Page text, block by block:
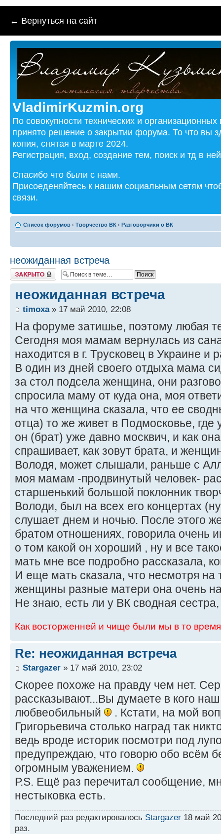
← Вернуться на сайт
VladimirKuzmin.org
По совокупности технических и
принято решение о закрытии форума. То что вы
копия, снятая в марте 2024.
Регистрация, вход, создание тем, поиск и тд в
Спасибо что были с нами.
Присоеденяйтесь к нашим социальным сетям
связи.
Список форумов ‹ Творчество ВК ‹ Разговорчики о ВК
неожиданная встреча
Закрыто
неожиданная встреча
timoxa» 17 май 2010, 22:08
На форуме затишье, поэтому любая
Сегодня моя мамам вернулась из
находится в г. Трусковец в Украине и
В один из дней своего отдыха мама
за стол подсела женщина, они
спросила маму от куда она, моя
на что женщина сказала, что ее
отца) то же живет в Подмосковье,
он (брат) уже давно москвич, и как
спрашивает, как зовут брата, и
Володя, может слышали, раньше с
моя мамам -продвинутый человек-
старшенький большой поклонник
Володи, был на всех его концертах
слушает днем и ночью. После этого
братом отношениях, говорила очень
о том какой он хороший , ну и все
мать мне все подробно рассказала,
И еще мать сказала, что несмотря на
женщины разные матери она очень
Не знаю, есть ли у ВК сводная
Как восторженней и чище были мы в то
Re: неожиданная встреча
Stargazer » 17 май 2010, 23:02
Скорее похоже на правду чем нет.
рассказывают...Вы думаете в кого
любвеобильный
. Кстати, на мой
Григорьевича столько наград так
ведь вроде историк посмотри под
предупреждаю, что говорю обо всём
огромным уважением.
Р.S. Ещё раз перечитал сообщение,
нестыковка есть.
Последний раз редактировалось Stargazer 18 май
раз.